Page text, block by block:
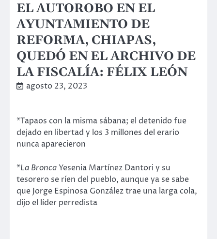
EL AUTOROBO EN EL
AYUNTAMIENTO DE
REFORMA, CHIAPAS,
QUEDÓ EN EL ARCHIVO DE
LA FISCALÍA: FÉLIX LEÓN
agosto 23, 2023
*Tapaos con la misma sábana; el detenido fue
dejado en libertad y los 3 millones del erario
nunca aparecieron
*La BroncaYesenia Martínez Dantori y su
tesorero se ríen del pueblo, aunque ya se sabe
que Jorge Espinosa González trae una larga cola,
dijo el líder perredista